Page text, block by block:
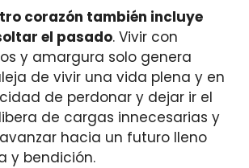
corazón también incluye
el pasado. Vivir con
y amargura solo genera
de vivir una vida plena y en
de perdonar y dejar ir el
de cargas innecesarias y
hacia un futuro lleno
y bendición.